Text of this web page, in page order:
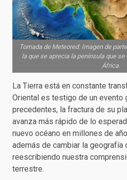
Tomada de Meteored: Imagen de
la que se aprecia la península que
África.
La Tierra está en constante
Oriental es testigo de un evento
precedentes, la fractura de su
avanza más rápido de lo
nuevo océano en millones de
además de cambiar la geografía
reescribiendo nuestra
terrestre.